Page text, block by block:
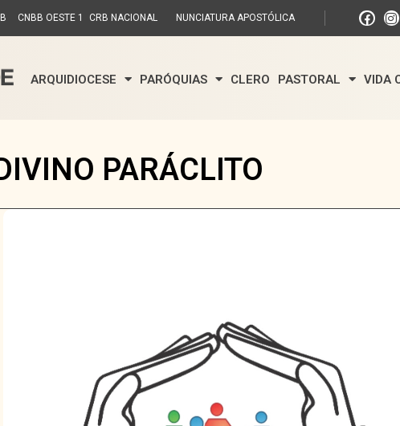
CNBB OESTE 1 CRB NACIONAL NUNCIATURA APOSTÓLICA
ARQUIDIOCESE PARÓQUIAS CLERO PASTORAL VIDA
PARÁCLITO